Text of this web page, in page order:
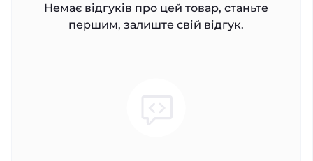
Немає відгуків про цей товар, станьте
першим, залиште свій відгук.